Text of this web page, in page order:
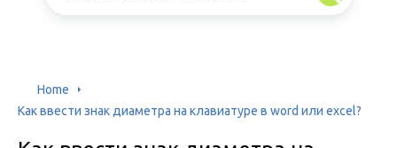
Home
Как ввести знак диаметра на клавиатуре в word или excel?